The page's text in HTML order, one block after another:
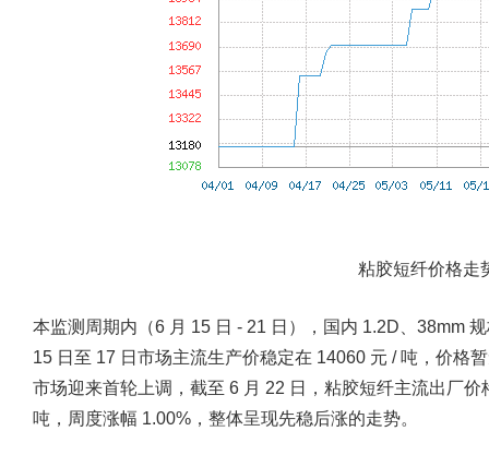
粘胶短纤价格走
本监测周期内（6 月 15 日 - 21 日），国内 1.2D、38mm
15 日至 17 日市场主流生产价稳定在 14060 元 / 吨，价格
市场迎来首轮上调，截至 6 月 22 日，粘胶短纤主流出厂
吨，周度涨幅 1.00%，整体呈现先稳后涨的走势。